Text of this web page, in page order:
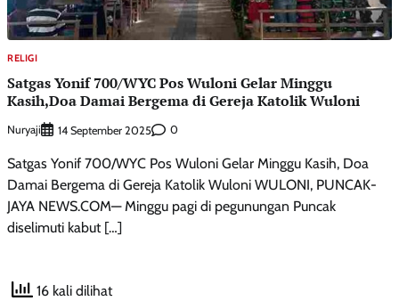
RELIGI
Satgas Yonif 700/WYC Pos Wuloni Gelar Minggu
Kasih,Doa Damai Bergema di Gereja Katolik Wuloni
Nuryaji 14 September 2025 0
Satgas Yonif 700/WYC Pos Wuloni Gelar Minggu Kasih, Doa
Damai Bergema di Gereja Katolik Wuloni WULONI, PUNCAK-
JAYA NEWS.COM— Minggu pagi di pegunungan Puncak
diselimuti kabut […]
16 kali dilihat